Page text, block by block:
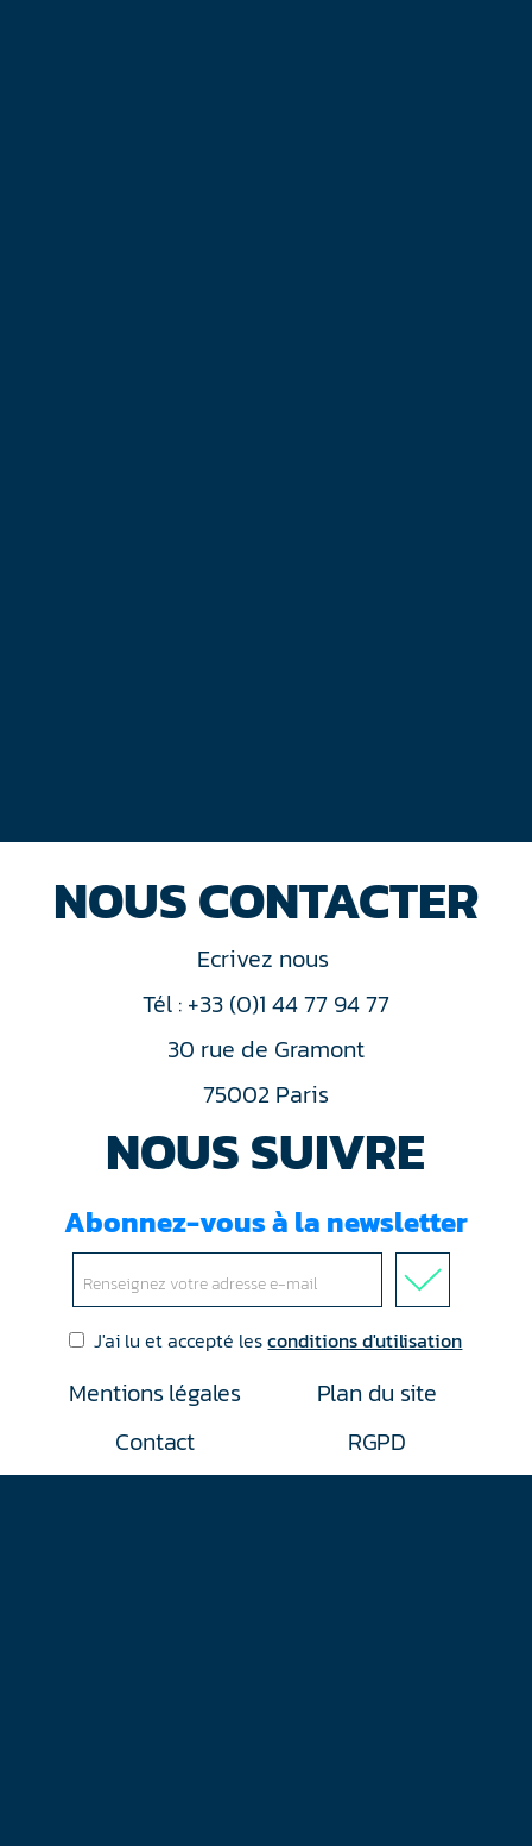
NOUS CONTACTER
Ecrivez nous
Tél : +33 (0)1 44 77 94 77
30 rue de Gramont
75002 Paris
NOUS SUIVRE
Abonnez-vous à la newsletter
J'ai lu et accepté lesconditions d'utilisation
Mentions légales
Plan du site
Contact
RGPD